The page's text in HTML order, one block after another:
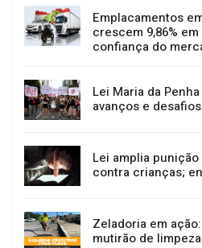
Emplacamentos
crescem 9,86%
confiança do
Lei Maria da
avanços e desafios
Lei amplia
contra crianças;
Zeladoria em
mutirão de